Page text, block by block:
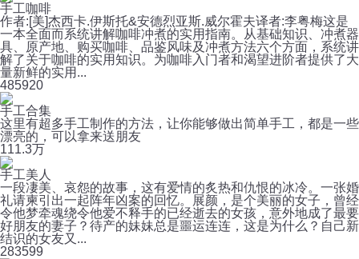
手工咖啡
作者:[美]杰西卡.伊斯托&安德烈亚斯.威尔霍夫译者:李粤梅这是
一本全面而系统讲解咖啡冲煮的实用指南。从基础知识、冲煮器
具、原产地、购买咖啡、品鉴风味及冲煮方法六个方面，系统讲
解了关于咖啡的实用知识。为咖啡入门者和渴望进阶者提供了大
量新鲜的实用...
485920
手工合集
这里有超多手工制作的方法，让你能够做出简单手工，都是一些
漂亮的，可以拿来送朋友
111.3万
手工美人
一段凄美、哀怨的故事，这有爱情的炙热和仇恨的冰冷。一张婚
礼请柬引出一起阵年凶案的回忆。展颜，是个美丽的女子，曾经
令他梦牵魂绕令他爱不释手的已经逝去的女孩，意外地成了最要
好朋友的妻子？待产的妹妹总是噩运连连，这是为什么？自己新
结识的女友又...
283599